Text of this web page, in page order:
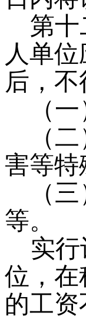
第十
人单
后，
（
（
害等
（
等。
实
位，在
的工